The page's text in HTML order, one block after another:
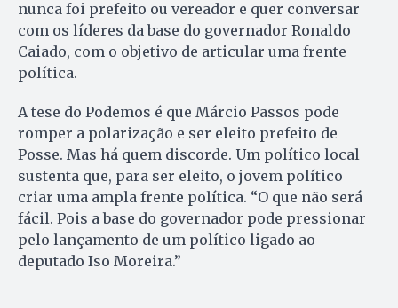
nunca foi prefeito ou vereador e quer conversar
com os líderes da base do governador Ronaldo
Caiado, com o objetivo de articular uma frente
política.
A tese do Podemos é que Márcio Passos pode
romper a polarização e ser eleito prefeito de
Posse. Mas há quem discorde. Um político local
sustenta que, para ser eleito, o jovem político
criar uma ampla frente política. “O que não será
fácil. Pois a base do governador pode pressionar
pelo lançamento de um político ligado ao
deputado Iso Moreira.”